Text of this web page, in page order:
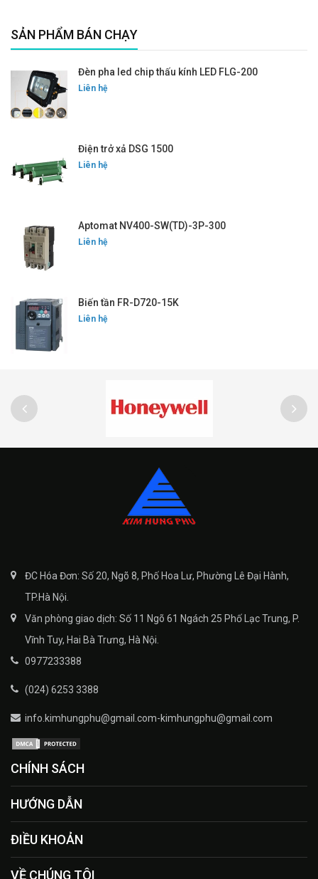
SẢN PHẨM BÁN CHẠY
Đèn pha led chip thấu kính LED FLG-200
Liên hệ
Điện trở xả DSG 1500
Liên hệ
Aptomat NV400-SW(TD)-3P-300
Liên hệ
Biến tần FR-D720-15K
Liên hệ
ĐC Hóa Đơn: Số 20, Ngõ 8, Phố Hoa Lư, Phường Lê Đại Hành,
TP.Hà Nội.
Văn phòng giao dịch: Số 11 Ngõ 61 Ngách 25 Phố Lạc Trung, P.
Vĩnh Tuy, Hai Bà Trưng, Hà Nội.
0977233388
(024) 6253 3388
info.kimhungphu@gmail.com-kimhungphu@gmail.com
CHÍNH SÁCH
HƯỚNG DẪN
ĐIỀU KHOẢN
VỀ CHÚNG TÔI